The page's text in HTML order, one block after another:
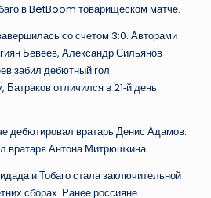
в BetBoom товарищеском матче.
со счетом 3:0. Авторами
Бевеев, Александр Сильянов
забил дебютный гол
отличился в 21‑й день
дебютировал вратарь Денис Адамов.
вратаря Антона Митрюшкина.
и Тобаго стала заключительной
сборах. Ранее россияне